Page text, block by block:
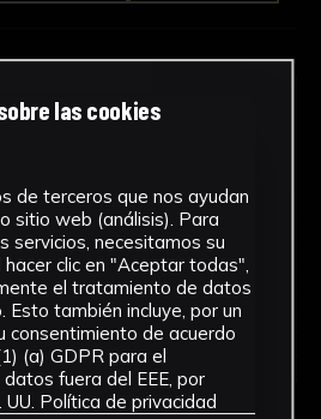
de este tipo en
de Exposiciones
las cookies
de terceros que nos ayudan
sitio web (análisis). Para
servicios, necesitamos su
clic en "Aceptar todas",
el tratamiento de datos
Esto también incluye, por un
consentimiento de acuerdo
(a) GDPR para el
fuera del EEE, por
Política de privacidad